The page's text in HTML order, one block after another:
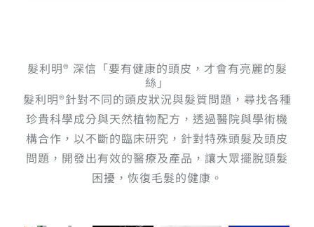
髮利明® 深信「要有健康的頭皮，才會有亮麗的髮
絲」
髮利明®針對不同的頭皮狀況與髮質問題，尋找各種
珍貴科學成分與天然植物配方，透過醫院與學術機
構合作，以不斷的臨床研究，針對特殊頭髮及頭皮
問題，開發出有效的醫療及產品，讓大眾擺脫頭髮
困擾，恢復毛髮的健康。